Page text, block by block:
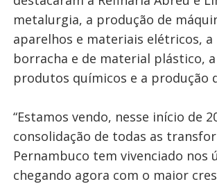
metalurgia, a produção de
aparelhos e materiais elétricos, a
borracha e de material plástico,
produtos químicos e a produção
“Estamos vendo, nesse início de
consolidação de todas as
Pernambuco tem vivenciado nos
chegando agora com o maior